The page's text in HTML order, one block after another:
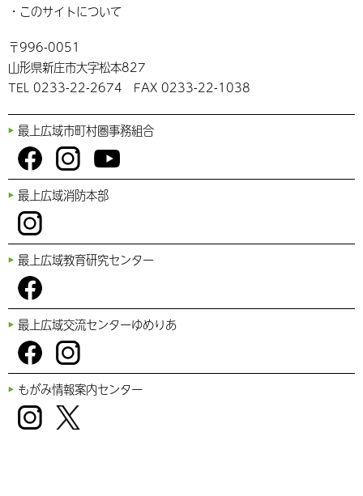
このサイトについて
〒996-0051
山形県新庄市大字松本827
TEL 0233-22-2674 FAX 0233-22-1038
最上広域市町村圏事務組合
Fac
ebo
ok
Inst
agr
You
Tub
最上広域消防本部
Inst
agr
am
最上広域教育研究センター
Fac
ebo
ok
最上広域交流センターゆめりあ
Fac
ebo
ok
Inst
agr
am
もがみ情報案内センター